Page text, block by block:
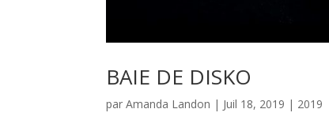
BAIE DE DISKO
parAmanda Landon | Juil 18, 2019 | 2019